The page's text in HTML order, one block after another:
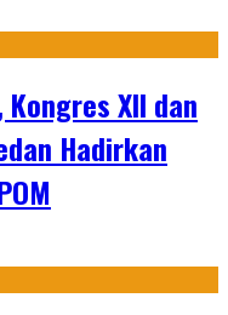
XII dan
Hadirkan